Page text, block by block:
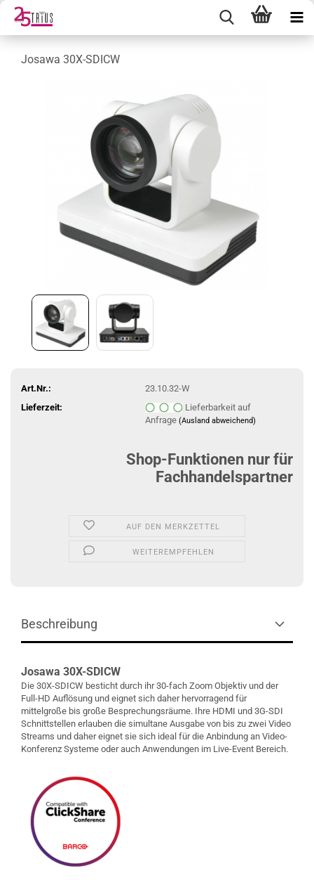
Josawa 30X-SDICW
Art.Nr.:
23.10.32-W
Lieferzeit:
Lieferbarkeit auf
Anfrage (Ausland abweichend)
Shop-Funktionen nur für
Fachhandelspartner
AUF DEN MERKZETTEL
WEITEREMPFEHLEN
Beschreibung
Josawa 30X-SDICW
Die 30X-SDICW besticht durch ihr 30-fach Zoom Objektiv und der
Full-HD Auflösung und eignet sich daher hervorragend für
mittelgroße bis große Besprechungsräume. Ihre HDMI und 3G-SDI
Schnittstellen erlauben die simultane Ausgabe von bis zu zwei Video
Streams und daher eignet sie sich ideal für die Anbindung an Video-
Konferenz Systeme oder auch Anwendungen im Live-Event Bereich.